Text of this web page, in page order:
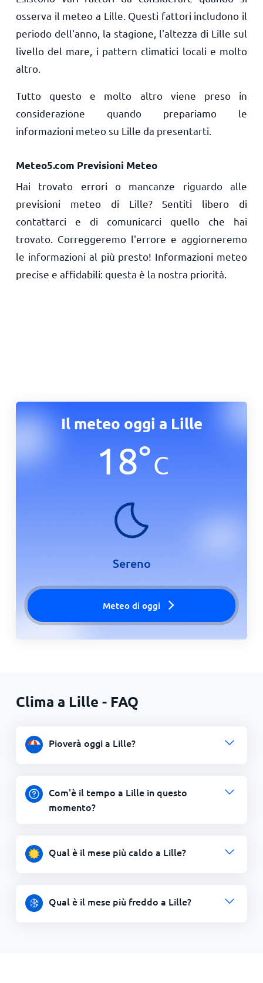
osserva il meteo a Lille. Questi fattori includono il
periodo dell'anno, la stagione, l'altezza di Lille sul
livello del mare, i pattern climatici locali e molto
altro.
Tutto questo e molto altro viene preso in
considerazione quando prepariamo le
informazioni meteo su Lille da presentarti.
Meteo5.com Previsioni Meteo
Hai trovato errori o mancanze riguardo alle
previsioni meteo di Lille? Sentiti libero di
contattarci e di comunicarci quello che hai
trovato. Correggeremo l'errore e aggiorneremo
le informazioni al più presto! Informazioni meteo
precise e affidabili: questa è la nostra priorità.
Il meteo oggi a Lille
18°C
Sereno
Meteo di oggi
Clima a Lille - FAQ
Pioverà oggi a Lille?
Com'è il tempo a Lille in questo
momento?
Qual è il mese più caldo a Lille?
Qual è il mese più freddo a Lille?